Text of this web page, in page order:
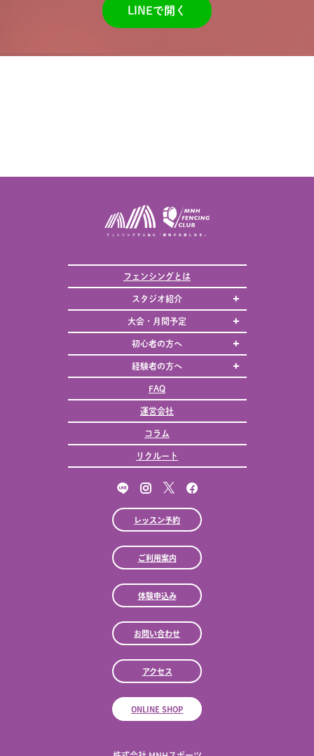
LINEで開く
フェンシングとは
スタジオ紹介
大会・月間予定
初心者の方へ
経験者の方へ
FAQ
運営会社
コラム
リクルート
レッスン予約
ご利用案内
体験申込み
お問い合わせ
アクセス
ONLINE SHOP